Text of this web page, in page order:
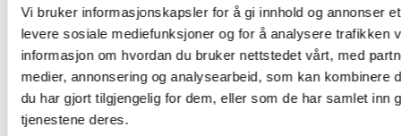
Vi bruker informasjonskapsler for å gi innhold og annonser
levere sosiale mediefunksjoner og for å analysere trafikken
informasjon om hvordan du bruker nettstedet vårt, med
medier, annonsering og analysearbeid, som kan kombinere
du har gjort tilgjengelig for dem, eller som de har samlet inn
tjenestene deres.
Fant du det du lette etter?
Ja Nei